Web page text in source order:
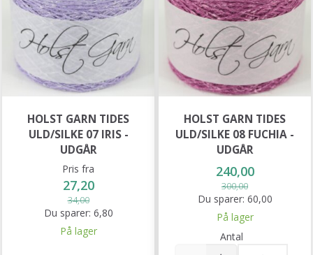
HOLST GARN TIDES
ULD/SILKE 07 IRIS -
UDGÅR
Pris fra
27,20
34,00
Du sparer: 6,80
På lager
HOLST GARN TIDES
ULD/SILKE 08 FUCHIA -
UDGÅR
240,00
300,00
Du sparer: 60,00
På lager
Antal